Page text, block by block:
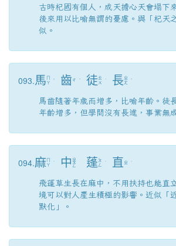
古時杞國有個人，成天擔心天會塌下
後來用以比喻無謂的憂慮。與「杞天
似。
093.馬 ㄚ
ˇ 齒 ㄔ ˇ 徒ㄊ
ㄨ
ˊ 長 ㄓ
ㄤ
ˇ
馬齒隨著年歲而增多，比喻年齡。徒
年齡增多，但學問沒有長進，事業無
094.麻 ㄚ
ˊ 中 ㄓ
ㄨ
ㄥ 蓬 ㄆ
ㄥ
ˊ 直 ㄓ ˊ
飛蓬草生長在麻中，不用扶持也能直
境可以對人產生積極的影響。近似「
默化」。